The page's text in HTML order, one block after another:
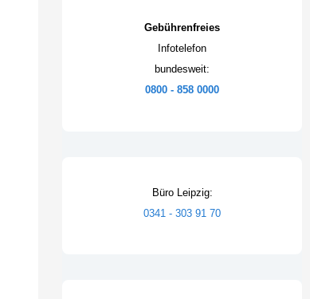
Gebührenfreies
Infotelefon
bundesweit:
0800 - 858 0000
Büro Leipzig:
0341 - 303 91 70